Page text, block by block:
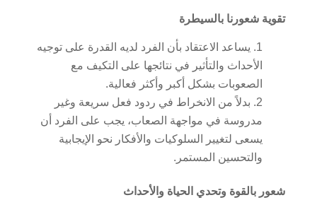
تقوية شعورنا بالسيطرة
يساعد الاعتقاد بأن الفرد لديه القدرة على توجيه
الأحداث والتأثير في نتائجها على التكيف مع
الصعوبات بشكل أكبر وأكثر فعالية.
بدلاً من الانخراط في ردود فعل سريعة وغير
مدروسة في مواجهة الصعاب، يجب على الفرد أن
يسعى لتغيير السلوكيات والأفكار نحو الإيجابية
والتحسين المستمر.
شعور بالقوة وتحدي الحياة والأحداث